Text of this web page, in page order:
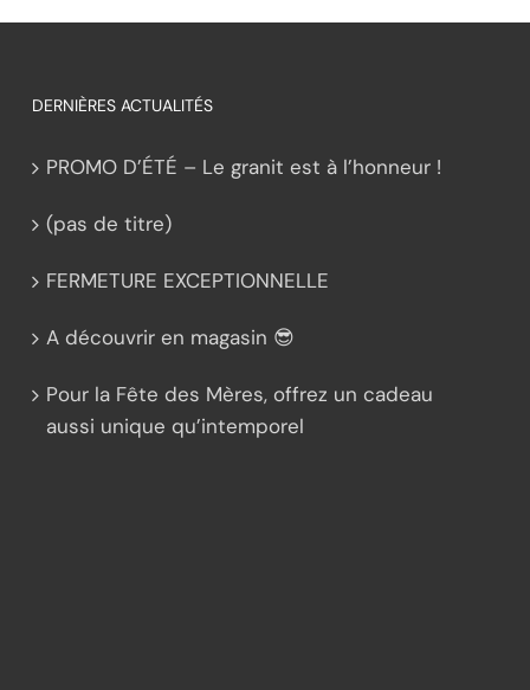
DERNIÈRES ACTUALITÉS
PROMO D’ÉTÉ – Le granit est à l’honneur !
(pas de titre)
FERMETURE EXCEPTIONNELLE
A découvrir en magasin 😎
Pour la Fête des Mères, offrez un cadeau
aussi unique qu’intemporel